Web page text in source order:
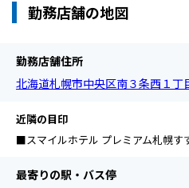
勤務店舗の地図
勤務店舗住所
北海道札幌市中央区南３条西１丁
近隣の目印
■スマイルホテル プレミアム札幌す
最寄りの駅・バス停